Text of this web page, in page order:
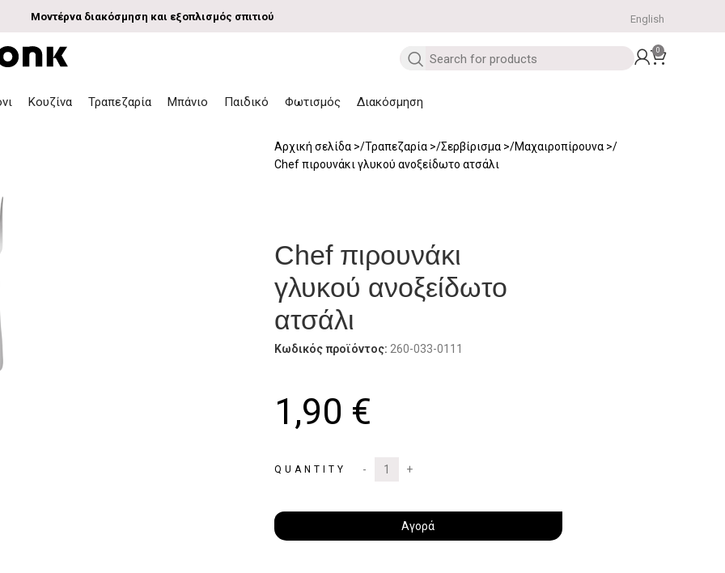
Μοντέρνα διακόσμηση και εξοπλισμός σπιτιού English
0
Κουζίνα Τραπεζαρία Μπάνιο Παιδικό Φωτισμός Διακόσμηση
Αρχική σελίδα Τραπεζαρία Σερβίρισμα
Μαχαιροπίρουνα
Chef πιρουνάκι γλυκού ανοξείδωτο ατσάλι
Chef πιρουνάκι
γλυκού ανοξείδωτο
ατσάλι
Κωδικός προϊόντος: 260-033-0111
1,90 €
QUANTITY
Αγορά